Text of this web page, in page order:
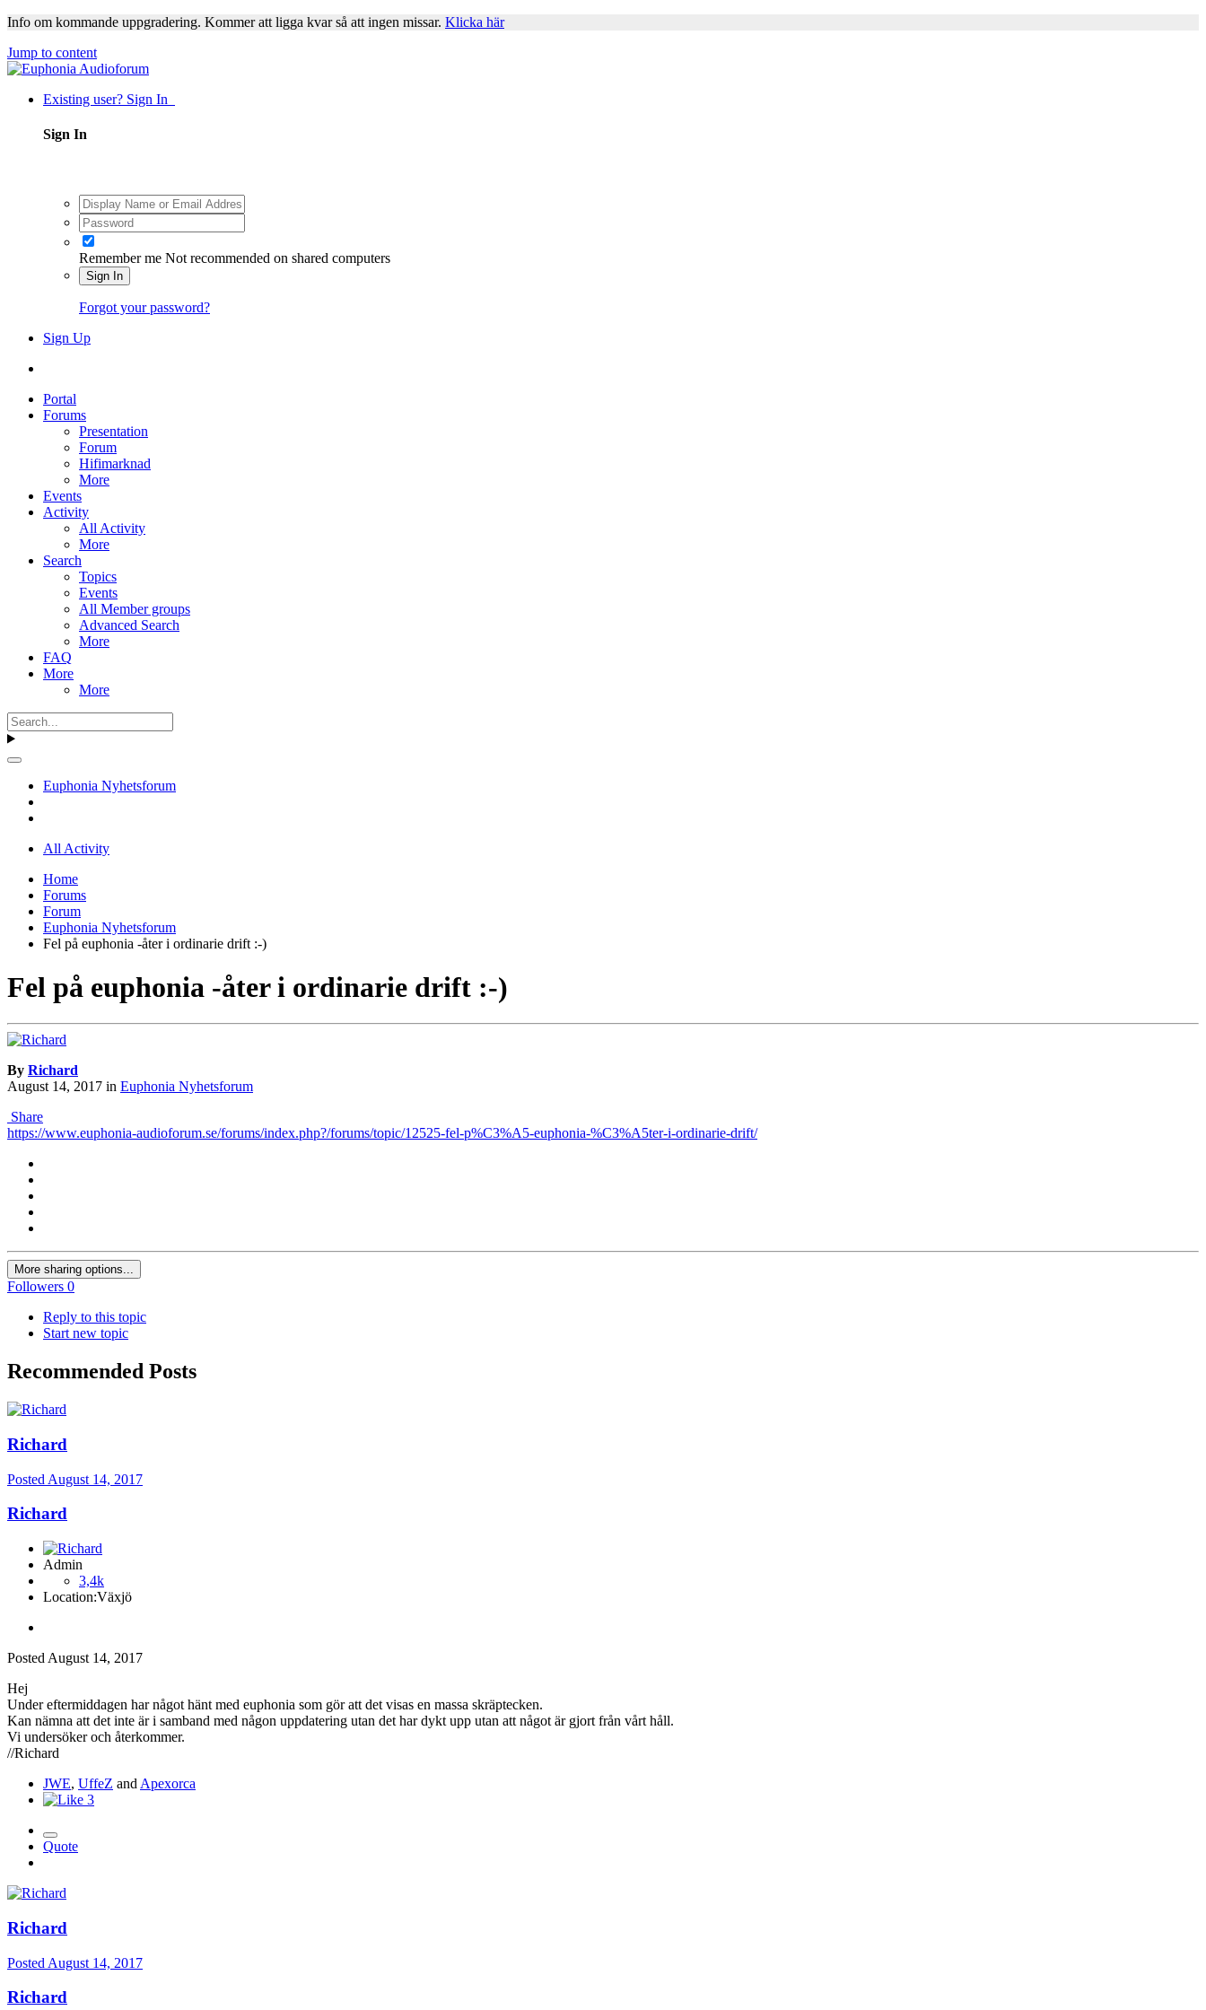
Info om kommande uppgradering. Kommer att ligga kvar så att ingen missar. Klicka här
Jump to content
Existing user? Sign In
Sign In
Remember me Not recommended on shared computers
Sign In
Forgot your password?
Sign Up
Portal
Forums
Presentation
Forum
Hifimarknad
More
Events
Activity
All Activity
More
Search
Topics
Events
All Member groups
Advanced Search
More
FAQ
More
More
Euphonia Nyhetsforum
All Activity
Home
Forums
Forum
Euphonia Nyhetsforum
Fel på euphonia -åter i ordinarie drift :-)
Fel på euphonia -åter i ordinarie drift :-)
By Richard
August 14, 2017 in Euphonia Nyhetsforum
Share
https://www.euphonia-audioforum.se/forums/index.php?/forums/topic/12525-fel-p%C3%A5-euphonia-%C3%A5ter-i-ordinarie-drift/
More sharing options...
Followers 0
Reply to this topic
Start new topic
Recommended Posts
Richard
Posted August 14, 2017
Richard
Admin
3,4k
Location:Växjö
Posted August 14, 2017
Hej
Under eftermiddagen har något hänt med euphonia som gör att det visas en massa skräptecken.
Kan nämna att det inte är i samband med någon uppdatering utan det har dykt upp utan att något är gjort från vårt håll.
Vi undersöker och återkommer.
//Richard
JWE, UffeZ and Apexorca
3
Quote
Richard
Posted August 14, 2017
Richard